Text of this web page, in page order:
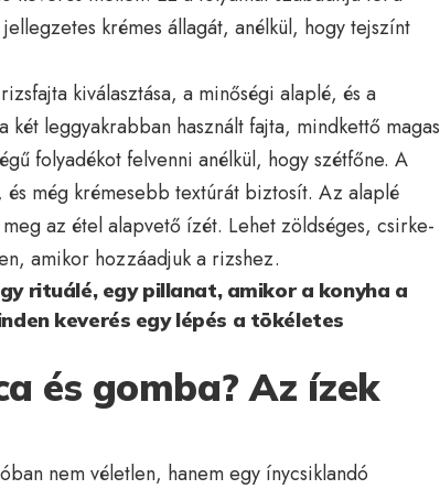
krémes állagát, anélkül, hogy tejszínt
kiválasztása, a minőségi alaplé, és a
a két leggyakrabban használt fajta, mindkettő magas
folyadékot felvenni anélkül, hogy szétfőne. A
még krémesebb textúrát biztosít. Az alaplé
az étel alapvető ízét. Lehet zöldséges, csirke-
amikor hozzáadjuk a rizshez.
rituálé, egy pillanat, amikor a konyha a
keverés egy lépés a tökéletes
és gomba? Az ízek
nem véletlen, hanem egy ínycsiklandó